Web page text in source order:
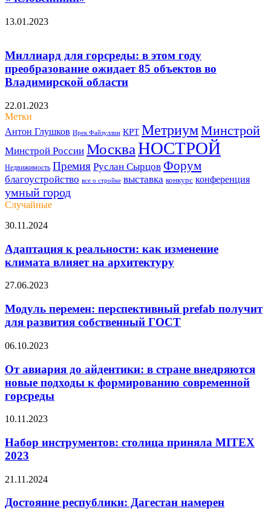
13.01.2023
Миллиард для горсреды: в этом году
преобразование ожидает 85 объектов во
Владимирской области
22.01.2023
Метки
Антон Глушков Ирек Файзуллин КРТ МетриумМинстрой
Минстрой России МоскваНОСТРОЙ
Недвижимость Премия Руслан Сырцов Форум
благоустройство все о стройке выставка конкурс конференция
умный город
Случайные
Адаптация
реальности:
как
изменение
влияет
архитектуру
30.11.2024
Адаптация к реальности: как изменение
климата влияет на архитектуру
Модуль
перспективный
prefab
получит
развития
ГОСТ
27.06.2023
Модуль перемен: перспективный prefab получит
для развития собственный ГОСТ
От
до
айдентики:
в
стране
новые
к
формированию
горсреды
06.10.2023
От авиария до айдентики: в стране внедряются
новые подходы к формированию современной
горсреды
Набор
столица
приняла
MITEX
10.11.2023
Набор инструментов: столица приняла MITEX
2023
Достояние
Дагестан
21.11.2024
Достояние республики: Дагестан намерен